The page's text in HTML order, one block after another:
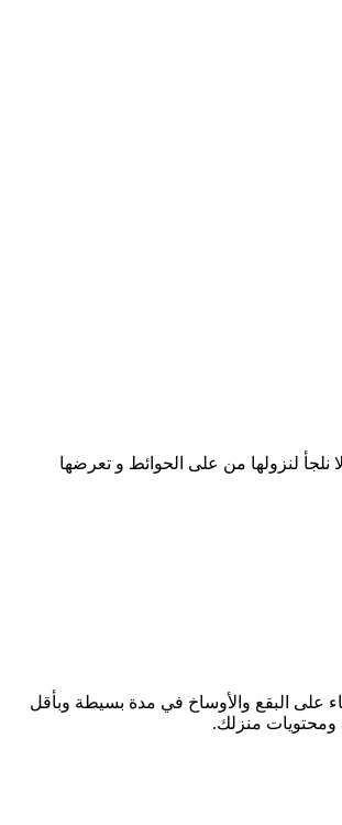
نلجأ لنزولها من على الحوائط و تعرضها
على البقع والأوساخ في مدة بسيطة وبأقل
ومحتويات منزلك.